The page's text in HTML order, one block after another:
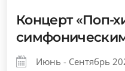
Концерт «Поп-
Июнь - Сентябрь